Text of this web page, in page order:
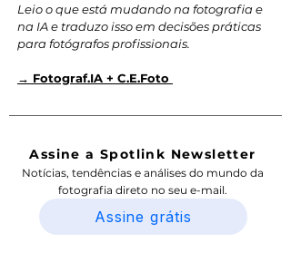
Leio o que está mudando na fotografia e
na IA e traduzo isso em decisões práticas
para fotógrafos profissionais.
→ Fotograf.IA + C.E.Foto
Assine a Spotlink Newsletter
Notícias, tendências e análises do mundo da
fotografia direto no seu e-mail.
Assine grátis